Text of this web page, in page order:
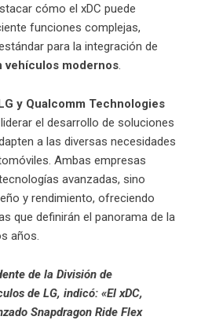
cómo el xDC puede
funciones complejas,
para la integración de
vehículos modernos.
y Qualcomm Technologies
el desarrollo de soluciones
a las diversas necesidades
Ambas empresas
avanzadas, sino
y rendimiento, ofreciendo
que definirán el panorama de la
años.
de la División de
de LG, indicó: «El xDC,
Snapdragon Ride Flex